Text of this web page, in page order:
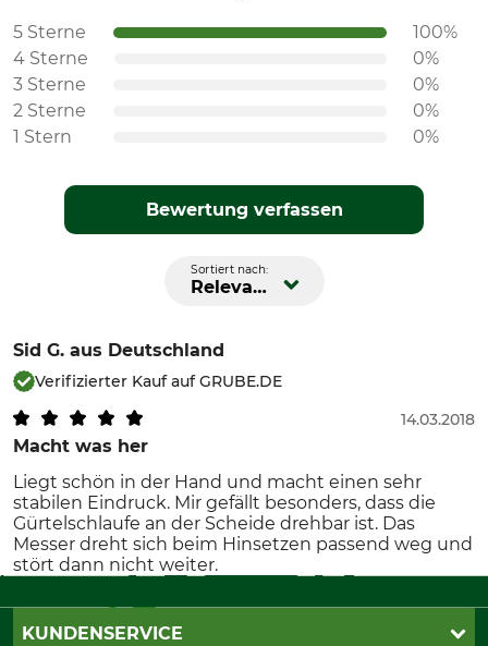
5 Sterne
100%
4 Sterne
0%
3 Sterne
0%
2 Sterne
0%
1 Stern
0%
Bewertung verfassen
Sortiert nach:
Relevanz
Sid G. aus Deutschland
Verifizierter Kauf auf GRUBE.DE
Macht was her
14.03.2018
Liegt schön in der Hand und macht einen sehr
stabilen Eindruck. Mir gefällt besonders, dass die
Gürtelschlaufe an der Scheide drehbar ist. Das
Messer dreht sich beim Hinsetzen passend weg und
stört dann nicht weiter.
KUNDENSERVICE